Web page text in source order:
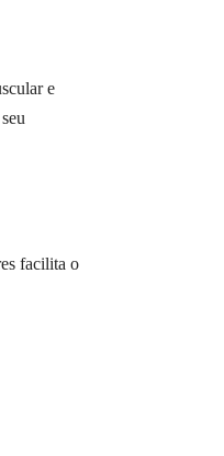
e
facilita o